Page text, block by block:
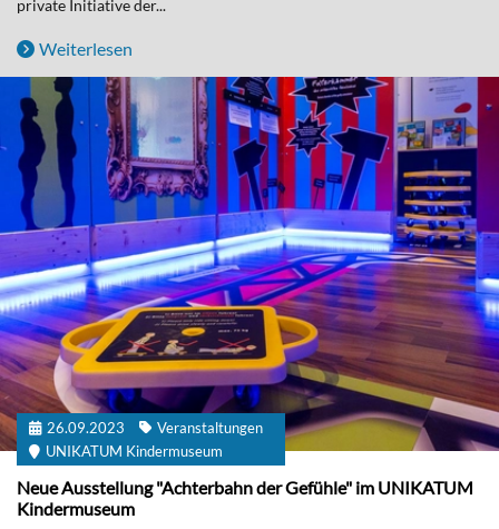
private Initiative der...
Weiterlesen
26.09.2023
Veranstaltungen
UNIKATUM Kindermuseum
Neue Ausstellung "Achterbahn der Gefühle" im UNIKATUM
Kindermuseum